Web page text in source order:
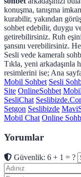
konuşma, tanışma
kurabilir, yakından
sohbet edebilir, duygu
getirebilirsiniz. Ruh
şansını verebilirsiniz.
Sesli vede kameralı
Tıkla, yeni arkadaşınla
resimlerini ise; Ana
Mobil Sohbet Sesli
Site OnlineSohbet
SesliChat
Setgon Seslibizde
Mobil Chat Online
Yorumlar
Güvenlik: 6 + 1 = ?